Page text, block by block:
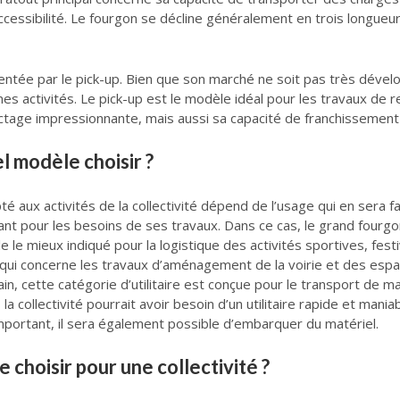
Le fourgon se décline généralement en trois
par le pick-up. Bien que son marché ne soit pas très
activités. Le pick-up est le modèle idéal pour les travaux de
impressionnante, mais aussi sa capacité de
modèle choisir ?
aux activités de la collectivité dépend de l’usage qui en sera
pour les besoins de ses travaux. Dans ce cas, le grand
le mieux indiqué pour la logistique des activités sportives,
concerne les travaux d’aménagement de la voirie et des
cette catégorie d’utilitaire est conçue pour le transport de
collectivité pourrait avoir besoin d’un utilitaire rapide et
il sera également possible d’embarquer du matériel.
choisir pour une collectivité ?